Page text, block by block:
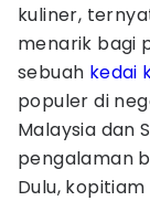
kuliner,
menarik bagi
sebuah kedai
populer di
Malaysia dan
pengalaman
Dulu,